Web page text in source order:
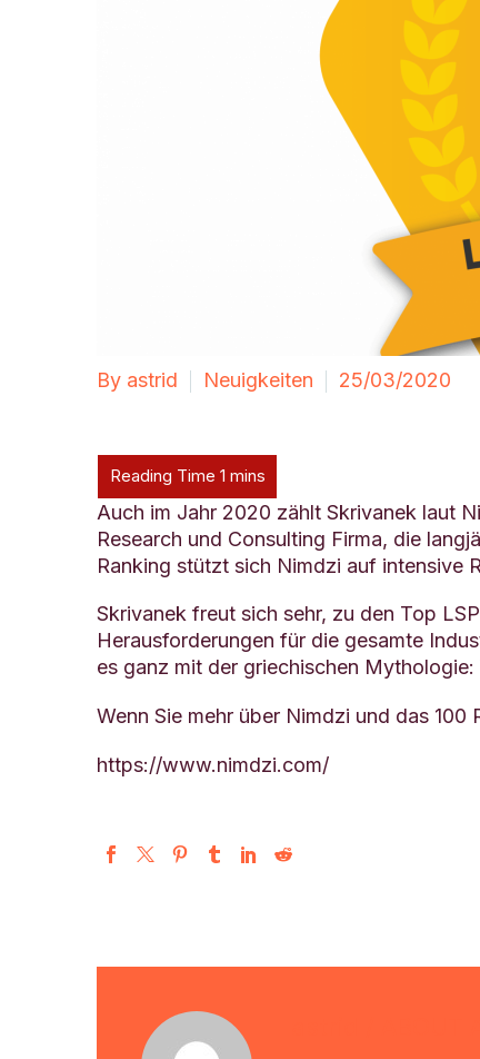
By astrid Neuigkeiten 25/03/2020
Auch im Jahr 2020 zählt Skrivanek laut
Research und Consulting Firma, die
Ranking stützt sich Nimdzi auf intensive
Skrivanek freut sich sehr, zu den Top
Herausforderungen für die gesamte
es ganz mit der griechischen
Wenn Sie mehr über Nimdzi und das
https://www.nimdzi.com/